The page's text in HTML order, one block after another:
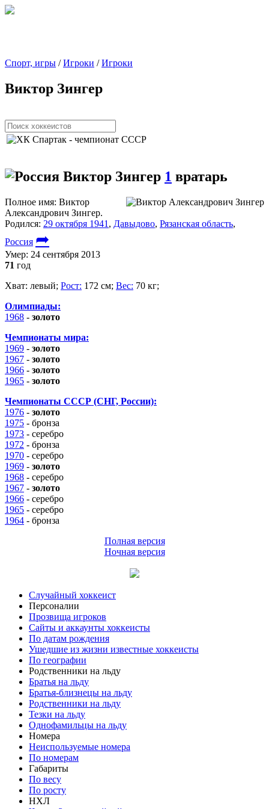
Спорт, игры /Игроки /Игроки
Виктор Зингер
Виктор Зингер 1 вратарь
Полное имя: Виктор
Александрович Зингер.
Родился: 29 октября 1941 , Давыдово, Рязанская область,
Россия ➦
Умер: 24 сентября 2013
71 год
Хват: левый; Рост: 172 см; Вес: 70 кг;
Олимпиады:
1968 - золото
Чемпионаты мира:
1969 - золото
1967 - золото
1966 - золото
1965 - золото
Чемпионаты СССР (СНГ, России):
1976 - золото
1975 - бронза
1973 - серебро
1972 - бронза
1970 - серебро
1969 - золото
1968 - серебро
1967 - золото
1966 - серебро
1965 - серебро
1964 - бронза
Полная версия
Ночная версия
Случайный хоккеист
Персоналии
Прозвища игроков
Сайты и аккаунты хоккеисты
По датам рождения
Ушедшие из жизни известные хоккеисты
По географии
Родственники на льду
Братья на льду
Братья-близнецы на льду
Родственники на льду
Тезки на льду
Однофамильцы на льду
Номера
Неиспользуемые номера
По номерам
Габариты
По весу
По росту
НХЛ